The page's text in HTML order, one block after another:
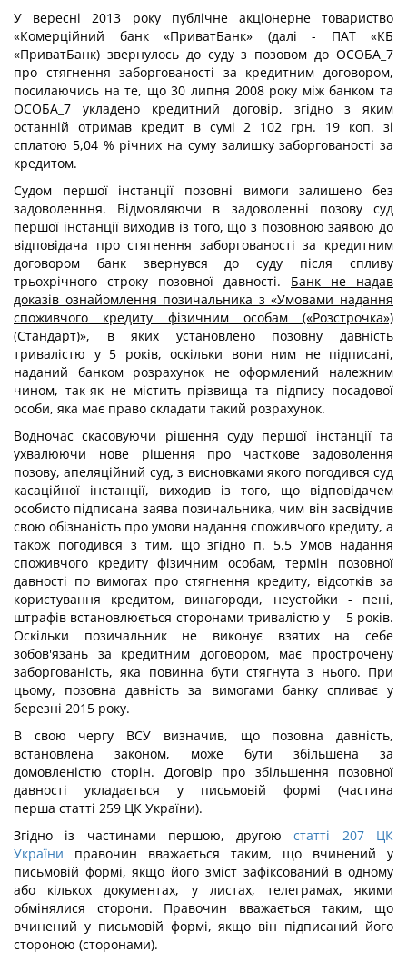
У вересні 2013 року публічне акціонерне товариство
«Комерційний банк «ПриватБанк» (далі - ПАТ «КБ
«ПриватБанк) звернулось до суду з позовом до ОСОБА_7
про стягнення заборгованості за кредитним договором,
посилаючись на те, що 30 липня 2008 року між банком та
ОСОБА_7 укладено кредитний договір, згідно з яким
останній отримав кредит в сумі 2 102 грн. 19 коп. зі
сплатою 5,04 % річних на суму залишку заборгованості за
кредитом.
Судом першої інстанції позовні вимоги залишено без
задоволенння. Відмовляючи в задоволенні позову суд
першої інстанції виходив із того, що з позовною заявою до
відповідача про стягнення заборгованості за кредитним
договором банк звернувся до суду після спливу
трьохрічного строку позовної давності. Банк не надав
доказів ознайомлення позичальника з «Умовами надання
споживчого кредиту фізичним особам («Розстрочка»)
(Стандарт)», в яких установлено позовну давність
тривалістю у 5 років, оскільки вони ним не підписані,
наданий банком розрахунок не оформлений належним
чином, так-як не містить прізвища та підпису посадової
особи, яка має право складати такий розрахунок.
Водночас скасовуючи рішення суду першої інстанції та
ухвалюючи нове рішення про часткове задоволення
позову, апеляційний суд, з висновками якого погодився суд
касаційної інстанції, виходив із того, що відповідачем
особисто підписана заява позичальника, чим він засвідчив
свою обізнаність про умови надання споживчого кредиту, а
також погодився з тим, що згідно п. 5.5 Умов надання
споживчого кредиту фізичним особам, термін позовної
давності по вимогах про стягнення кредиту, відсотків за
користування кредитом, винагороди, неустойки - пені,
штрафів встановлюється сторонами тривалістю у 5 років.
Оскільки позичальник не виконує взятих на себе
зобов'язань за кредитним договором, має прострочену
заборгованість, яка повинна бути стягнута з нього. При
цьому, позовна давність за вимогами банку спливає у
березні 2015 року.
В свою чергу ВСУ визначив, що позовна давність,
встановлена законом, може бути збільшена за
домовленістю сторін. Договір про збільшення позовної
давності укладається у письмовій формі (частина
перша статті 259 ЦК України).
Згідно із частинами першою, другоюстатті 207 ЦК
України правочин вважається таким, що вчинений у
письмовій формі, якщо його зміст зафіксований в одному
або кількох документах, у листах, телеграмах, якими
обмінялися сторони. Правочин вважається таким, що
вчинений у письмовій формі, якщо він підписаний його
стороною (сторонами).